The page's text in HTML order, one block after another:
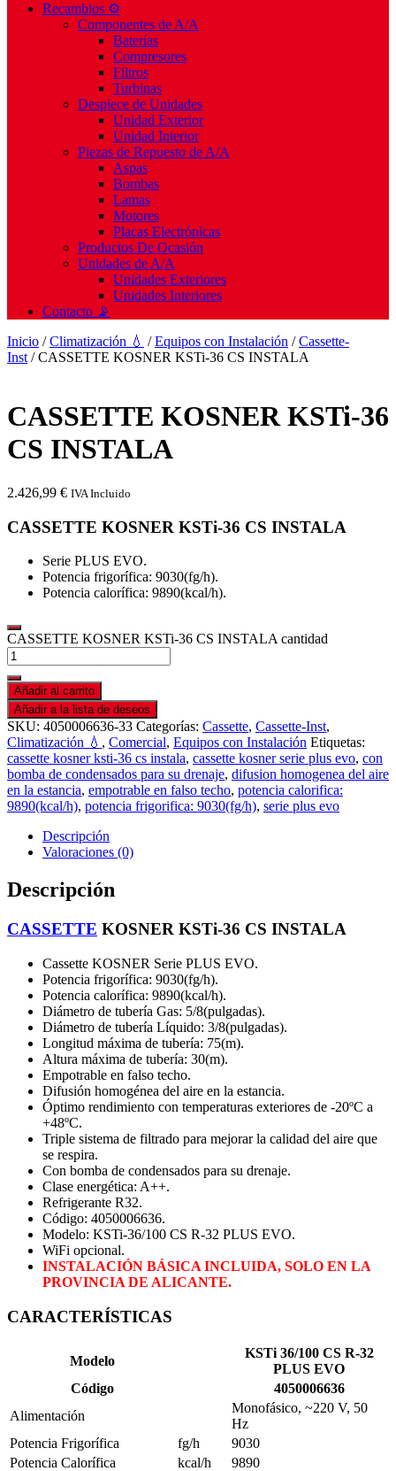
Recambios ⚙️
Componentes de A/A
Baterías
Compresores
Filtros
Turbinas
Despiece de Unidades
Unidad Exterior
Unidad Interior
Piezas de Repuesto de A/A
Aspas
Bombas
Lamas
Motores
Placas Electrónicas
Productos De Ocasión
Unidades de A/A
Unidades Exteriores
Unidades Interiores
Contacto 📡
Inicio /Climatización 💧 /Equipos con Instalación /Cassette-
Inst / CASSETTE KOSNER KSTi-36 CS INSTALA
CASSETTE KOSNER KSTi-36
CS INSTALA
2.426,99 € IVA Incluido
CASSETTE KOSNER KSTi-36 CS INSTALA
Serie PLUS EVO.
Potencia frigorífica: 9030(fg/h).
Potencia calorífica: 9890(kcal/h).
CASSETTE KOSNER KSTi-36 CS INSTALA cantidad
Añadir al carrito
Añadir a la lista de deseos
SKU: 4050006636-33 Categorías: Cassette, Cassette-Inst,
Climatización 💧 , Comercial, Equipos con Instalación Etiquetas:
cassette kosner ksti-36 cs instala, cassette kosner serie plus evo, con
bomba de condensados para su drenaje, difusion homogenea del aire
en la estancia, empotrable en falso techo, potencia calorifica:
9890(kcal/h), potencia frigorifica: 9030(fg/h), serie plus evo
Descripción
Valoraciones (0)
Descripción
CASSETTE KOSNER KSTi-36 CS INSTALA
Cassette KOSNER Serie PLUS EVO.
Potencia frigorífica: 9030(fg/h).
Potencia calorífica: 9890(kcal/h).
Diámetro de tubería Gas: 5/8(pulgadas).
Diámetro de tubería Líquido: 3/8(pulgadas).
Longitud máxima de tubería: 75(m).
Altura máxima de tubería: 30(m).
Empotrable en falso techo.
Difusión homogénea del aire en la estancia.
Óptimo rendimiento con temperaturas exteriores de -20ºC a
+48ºC.
Triple sistema de filtrado para mejorar la calidad del aire que
se respira.
Con bomba de condensados para su drenaje.
Clase energética: A++.
Refrigerante R32.
Código: 4050006636.
Modelo: KSTi-36/100 CS R-32 PLUS EVO.
WiFi opcional.
INSTALACIÓN BÁSICA INCLUIDA, SOLO EN LA
PROVINCIA DE ALICANTE.
CARACTERÍSTICAS
Modelo
KSTi 36/100 CS R-32
PLUS EVO
Código
4050006636
Alimentación
Monofásico, ~220 V, 50
Hz
Potencia Frigorífica
fg/h
9030
Potencia Calorífica
kcal/h 9890